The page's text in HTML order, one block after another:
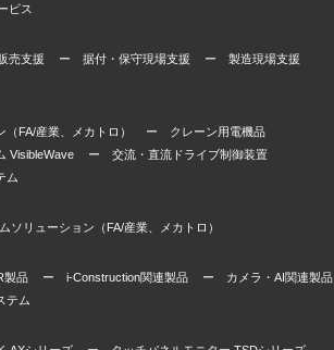
ビス
売支援 ー 据付・保守現場支援
ー 製造現場支援
FA/産業、メカトロ）
ー クレーン用電機品
VisibleWave
ー 交流・直流ドライブ制御装置
ム
ソリューション（FA/産業、メカトロ）
製品 ー i-Construction関連製品
ー カメラ・AI関連製品
テム